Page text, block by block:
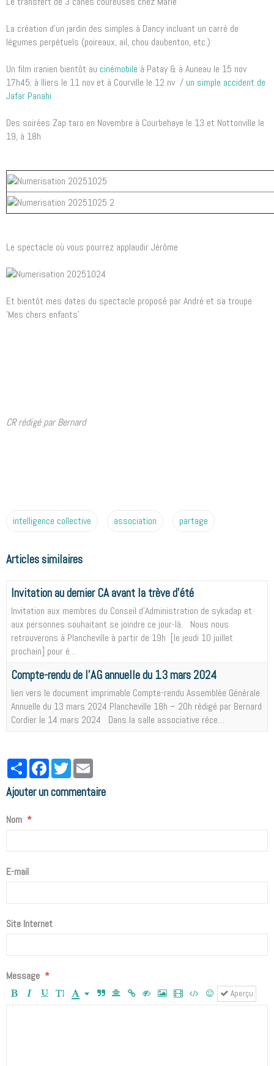
La création d'un jardin des simples à Dancy incluant un carré de
légumes perpétuels (poireaux, ail, chou daubenton, etc.)
Un film iranien bientôt au cinémobile à Patay & à Auneau le 15 nov
17h45; à Iliers le 11 nov et à Courville le 12 nv / un simple accident de
Jafar Panahi
Des soirées Zap taro en Novembre à Courbehaye le 13 et Nottonville le
19, à 18h
Le spectacle où vous pourrez applaudir Jérôme
Et bientôt mes dates du spectacle proposé par André et sa troupe
'Mes chers enfants'
CR rédigé par Bernard
intelligence collective association partage
Articles similaires
Invitation au dernier CA avant la trève d'été
Invitation aux membres du Conseil d’Administration de sykadap et
aux personnes souhaitant se joindre ce jour-là. Nous nous
retrouverons à Plancheville à partir de 19h [le jeudi 10 juillet
prochain] pour é…
Compte-rendu de l'AG annuelle du 13 mars 2024
lien vers le document imprimable Compte-rendu Assemblée Générale
Annuelle du 13 mars 2024 Plancheville 18h – 20h rédigé par Bernard
Cordier le 14 mars 2024 Dans la salle associative réce…
PartagerFacebookTwitter
Ajouter un commentaire
Nom
E-mail
Site Internet
Message
Aperçu